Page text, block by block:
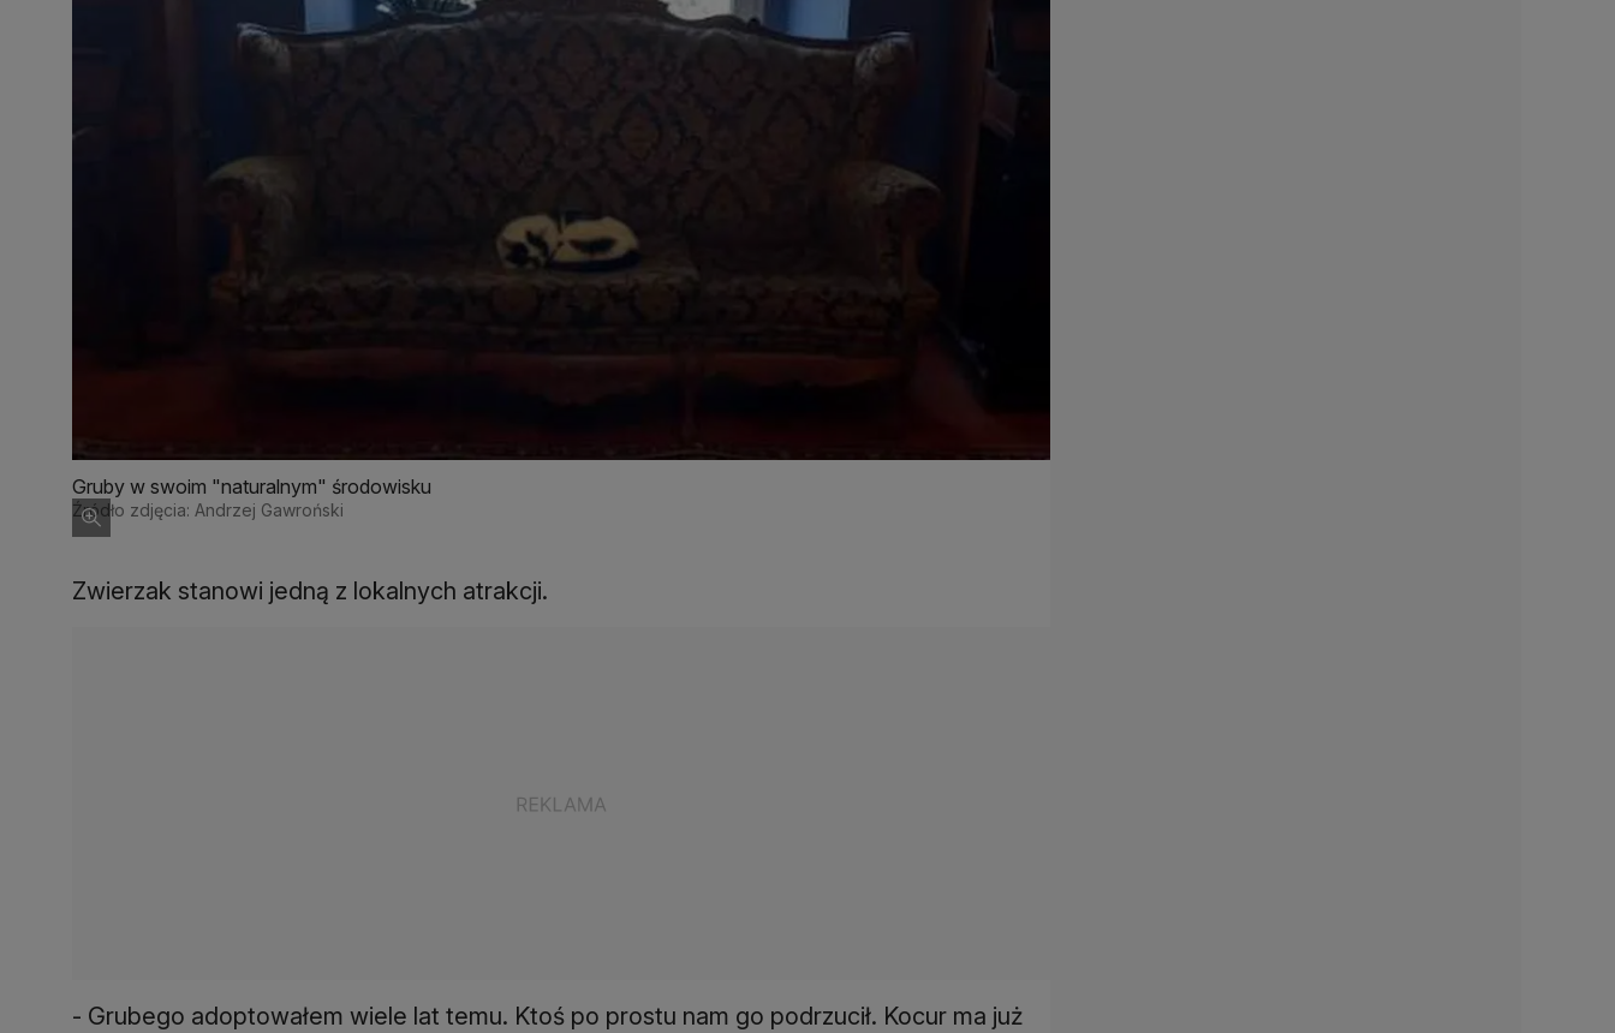
Gruby w swoim "naturalnym" środowisku
Źródło zdjęcia: Andrzej Gawroński
Zwierzak stanowi jedną z lokalnych atrakcji.
- Grubego adoptowałem wiele lat temu. Ktoś po prostu nam go podrzucił. Kocur ma już